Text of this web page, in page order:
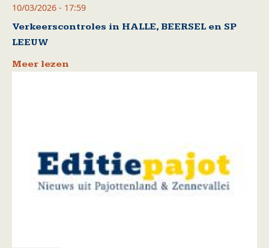
10/03/2026 - 17:59
Verkeerscontroles in HALLE, BEERSEL en SP
LEEUW
Meer lezen